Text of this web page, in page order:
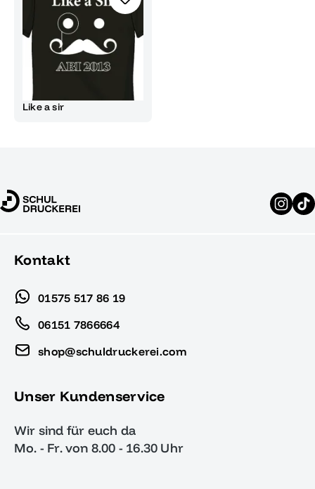
Like a sir
Kontakt
01575 517 86 19
06151 7866664
shop@schuldruckerei.com
Unser Kundenservice
Wir sind für euch da
Mo. - Fr. von 8.00 - 16.30 Uhr